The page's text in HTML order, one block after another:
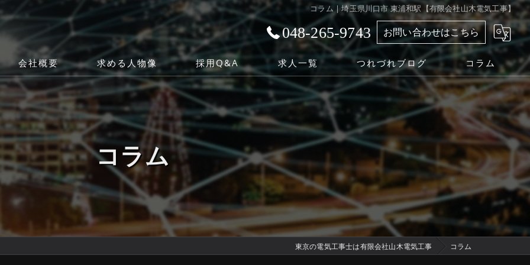
コラム | 埼玉県川口市 東浦和駅【有限会社山木電気工事】
048-265-9743 お問い合わせはこちら
会社概要
代表挨拶
ビジョン
事業案内
求める人物像 採用Q&A 求人一覧 つれづれブログ コラム
コラム
東京の電気工事士は有限会社山木電気工事 コラム